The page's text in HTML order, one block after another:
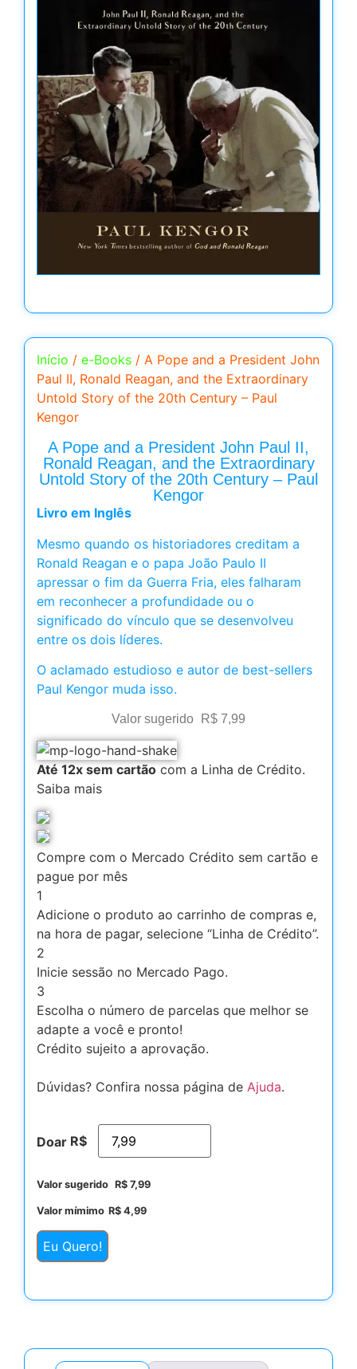
Início / e-Books / A Pope and a President John
Paul II, Ronald Reagan, and the Extraordinary
Untold Story of the 20th Century – Paul
Kengor
A Pope and a President John Paul II,
Ronald Reagan, and the Extraordinary
Untold Story of the 20th Century – Paul
Kengor
Livro em Inglês
Mesmo quando os historiadores creditam a
Ronald Reagan e o papa João Paulo II
apressar o fim da Guerra Fria, eles falharam
em reconhecer a profundidade ou o
significado do vínculo que se desenvolveu
entre os dois líderes.
O aclamado estudioso e autor de best-sellers
Paul Kengor muda isso.
Valor sugerido R$ 7,99
Até 12x sem cartão com a Linha de Crédito.
Saiba mais
Compre com o Mercado Crédito sem cartão e
pague por mês
1
Adicione o produto ao carrinho de compras e,
na hora de pagar, selecione “Linha de Crédito”.
2
Inicie sessão no Mercado Pago.
3
Escolha o número de parcelas que melhor se
adapte a você e pronto!
Crédito sujeito a aprovação.
Dúvidas? Confira nossa página de Ajuda.
Doar R$
Valor sugerido R$ 7,99
Valor mímimo R$ 4,99
Eu Quero!